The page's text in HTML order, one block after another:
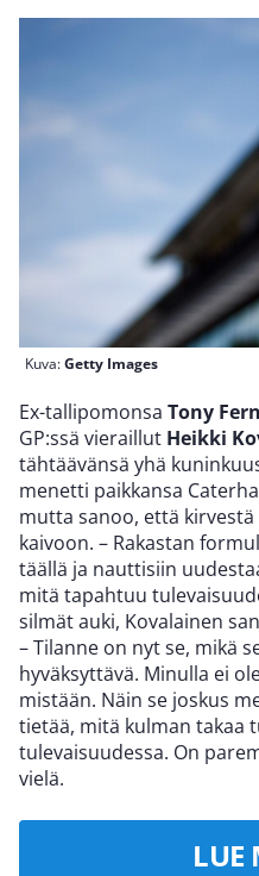
Kuva:Getty Images
Ex-tallipomonsa Tony
GP:ssä vieraillut Heikki
tähtäävänsä yhä
menetti paikkansa
mutta sanoo, että
kaivoon. – Rakastan
täällä ja nauttisiin
mitä tapahtuu
silmät auki, Kovalainen
– Tilanne on nyt se, mikä
hyväksyttävä. Minulla ei
mistään. Näin se joskus
tietää, mitä kulman takaa
tulevaisuudessa. On
vielä.
LUE